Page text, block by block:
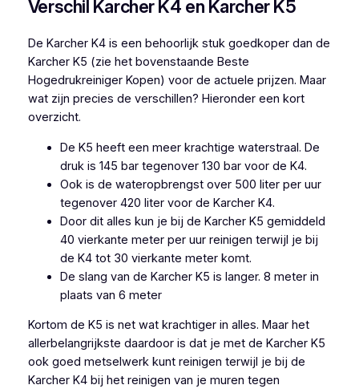
Verschil Karcher K4 en Karcher K5
De Karcher K4 is een behoorlijk stuk goedkoper dan de
Karcher K5 (zie het bovenstaande Beste
Hogedrukreiniger Kopen) voor de actuele prijzen. Maar
wat zijn precies de verschillen? Hieronder een kort
overzicht.
De K5 heeft een meer krachtige waterstraal. De
druk is 145 bar tegenover 130 bar voor de K4.
Ook is de wateropbrengst over 500 liter per uur
tegenover 420 liter voor de Karcher K4.
Door dit alles kun je bij de Karcher K5 gemiddeld
40 vierkante meter per uur reinigen terwijl je bij
de K4 tot 30 vierkante meter komt.
De slang van de Karcher K5 is langer. 8 meter in
plaats van 6 meter
Kortom de K5 is net wat krachtiger in alles. Maar het
allerbelangrijkste daardoor is dat je met de Karcher K5
ook goed metselwerk kunt reinigen terwijl je bij de
Karcher K4 bij het reinigen van je muren tegen